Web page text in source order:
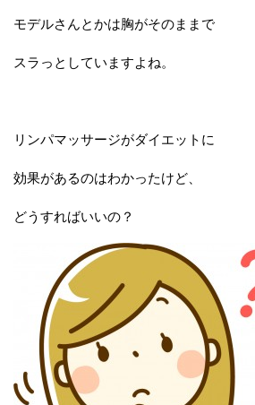
モデルさんとかは胸がそのままで
スラっとしていますよね。
リンパマッサージがダイエットに
効果があるのはわかったけど、
どうすればいいの？